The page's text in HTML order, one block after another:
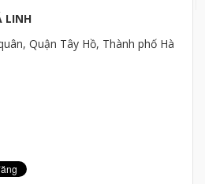
LINH
Quận Tây Hồ, Thành phố Hà